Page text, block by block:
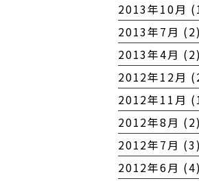
2013年10月
2013年7月 (2)
2013年4月 (2)
2012年12月
2012年11月
2012年8月 (2)
2012年7月 (3)
2012年6月 (4)